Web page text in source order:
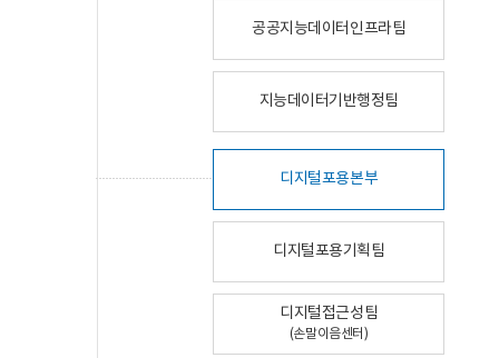
공공지능데이터인프라팀
지능데이터기반행정팀
디지털포용본부
디지털포용기획팀
디지털접근성팀
(손말이음센터)